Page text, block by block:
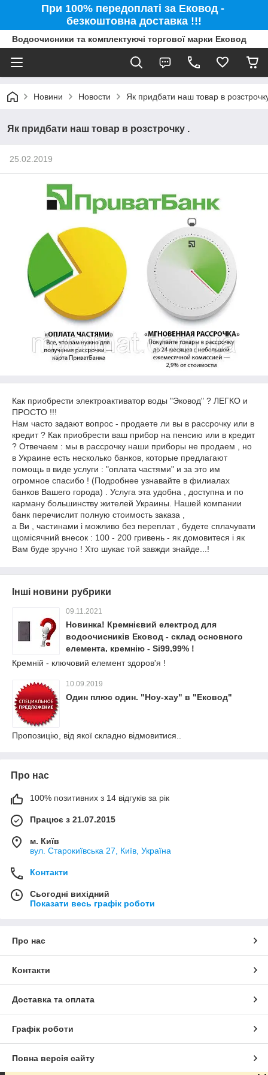
При 100% передоплаті за Ековод -
безкоштовна доставка !!!
Водоочисники та комплектуючі торгової марки Ековод
Новини Новости Як придбати наш товар в
Як придбати наш товар в розстрочку .
25.02.2019
Как приобрести электроактиватор воды "Эковод" ? ЛЕГКО и
ПРОСТО !!!
Нам часто задают вопрос - продаете ли вы в рассрочку или в
кредит ? Как приобрести ваш прибор на пенсию или в кредит
? Отвечаем : мы в рассрочку наши приборы не продаем , но
в Украине есть несколько банков, которые предлагают
помощь в виде услуги : "оплата частями" и за это им
огромное спасибо ! (Подробнее узнавайте в филиалах
банков Вашего города) . Услуга эта удобна , доступна и по
карману большинству жителей Украины. Нашей компании
банк перечислит полную стоимость заказа ,
а Ви , частинами і можливо без переплат , будете сплачувати
щомісячний внесок : 100 - 200 гривень - як домовитеся і як
Вам буде зручно ! Хто шукає той завжди знайде...!
Інші новини рубрики
09.11.2021
Новинка! Кремнієвий електрод для
водоочисників Ековод - склад основного
елемента, кремнію - Si99,99% !
Кремній - ключовий елемент здоров'я !
10.09.2019
Один плюс один. "Ноу-хау" в "Ековод"
Пропозицію, від якої складно відмовитися..
Про нас
100% позитивних з 14 відгуків за рік
Працює з 21.07.2015
м. Київ
вул. Старокиївська 27, Київ, Україна
Контакти
Сьогодні вихідний
Показати весь графік роботи
Про нас
Контакти
Доставка та оплата
Графік роботи
Повна версія сайту